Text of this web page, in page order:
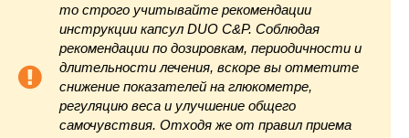
то строго учитывайте рекомендации
инструкции капсул DUO C&P. Соблюдая
рекомендации по дозировкам, периодичности и
длительности лечения, вскоре вы отметите
снижение показателей на глюкометре,
регуляцию веса и улучшение общего
самочувствия. Отходя же от правил приема